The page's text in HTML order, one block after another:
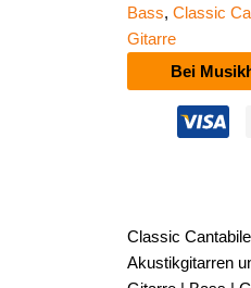
Bass, Classic
Gitarre
Bei
Classic
Akustikgitarren